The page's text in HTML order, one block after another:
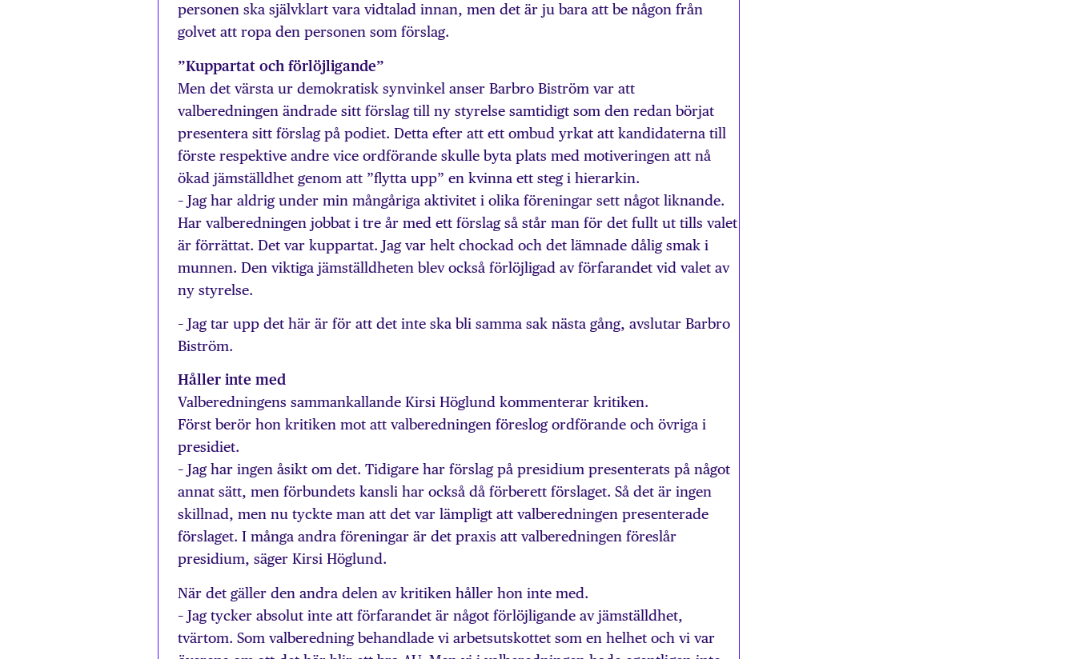
personen ska självklart vara vidtalad innan, men det är ju bara att be någon från
golvet att ropa den personen som förslag.
”Kuppartat och förlöjligande”
Men det värsta ur demokratisk synvinkel anser Barbro Biström var att
valberedningen ändrade sitt förslag till ny styrelse samtidigt som den redan börjat
presentera sitt förslag på podiet. Detta efter att ett ombud yrkat att kandidaterna till
förste respektive andre vice ordförande skulle byta plats med motiveringen att nå
ökad jämställdhet genom att ”flytta upp” en kvinna ett steg i hierarkin.
– Jag har aldrig under min mångåriga aktivitet i olika föreningar sett något liknande.
Har valberedningen jobbat i tre år med ett förslag så står man för det fullt ut tills valet
är förrättat. Det var kuppartat. Jag var helt chockad och det lämnade dålig smak i
munnen. Den viktiga jämställdheten blev också förlöjligad av förfarandet vid valet av
ny styrelse.
– Jag tar upp det här är för att det inte ska bli samma sak nästa gång, avslutar Barbro
Biström.
Håller inte med
Valberedningens sammankallande Kirsi Höglund kommenterar kritiken.
Först berör hon kritiken mot att valberedningen föreslog ordförande och övriga i
presidiet.
– Jag har ingen åsikt om det. Tidigare har förslag på presidium presenterats på något
annat sätt, men förbundets kansli har också då förberett förslaget. Så det är ingen
skillnad, men nu tyckte man att det var lämpligt att valberedningen presenterade
förslaget. I många andra föreningar är det praxis att valberedningen föreslår
presidium, säger Kirsi Höglund.
När det gäller den andra delen av kritiken håller hon inte med.
– Jag tycker absolut inte att förfarandet är något förlöjligande av jämställdhet,
tvärtom. Som valberedning behandlade vi arbetsutskottet som en helhet och vi var